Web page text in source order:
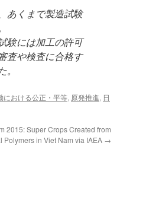
あくまで製造試験
験には加工の許可
査や検査に合格す
における公正・平等, 原発推進, 日
2015: Super Crops Created from
Polymers in Viet Nam via IAEA →